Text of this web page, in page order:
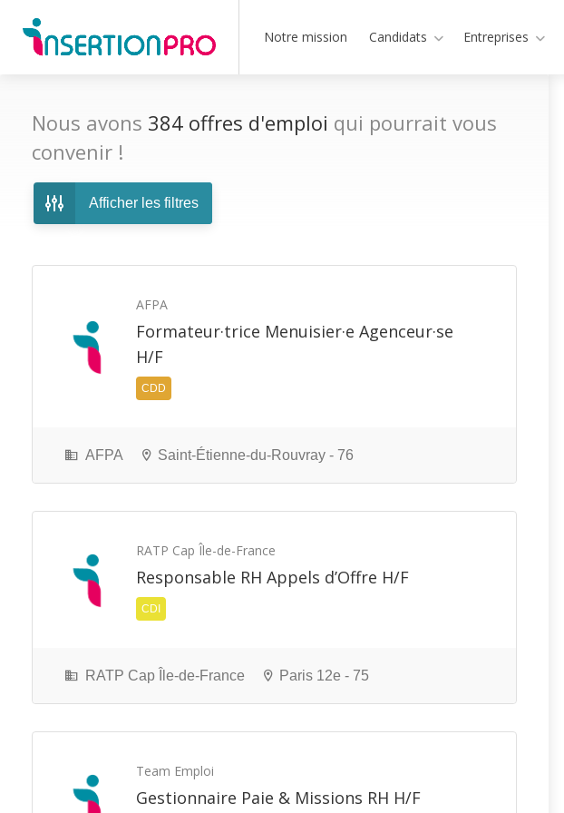
Notre mission Candidats Entreprises
50 km
Nous avons 384 offres d'emploi qui pourrait vous
convenir !
Afficher les filtres
AFPA
Formateur·trice Menuisier·e Agenceur·se
H/F
CDD
AFPA Saint-Étienne-du-Rouvray - 76
RATP Cap Île-de-France
Responsable RH Appels d’Offre H/F
CDI
RATP Cap Île-de-France Paris 12e - 75
Team Emploi
Gestionnaire Paie & Missions RH H/F